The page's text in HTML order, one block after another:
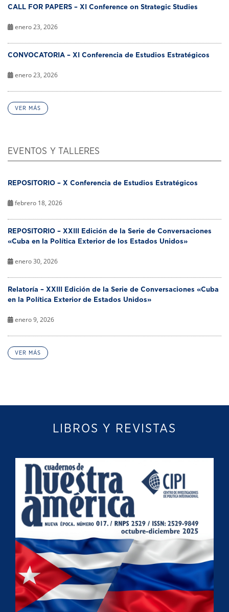
CALL FOR PAPERS – XI Conference on Strategic Studies
enero 23, 2026
CONVOCATORIA – XI Conferencia de Estudios Estratégicos
enero 23, 2026
VER MÁS
EVENTOS Y TALLERES
REPOSITORIO – X Conferencia de Estudios Estratégicos
febrero 18, 2026
REPOSITORIO – XXIII Edición de la Serie de Conversaciones
«Cuba en la Política Exterior de los Estados Unidos»
enero 30, 2026
Relatoría – XXIII Edición de la Serie de Conversaciones «Cuba
en la Política Exterior de Estados Unidos»
enero 9, 2026
VER MÁS
LIBROS Y REVISTAS